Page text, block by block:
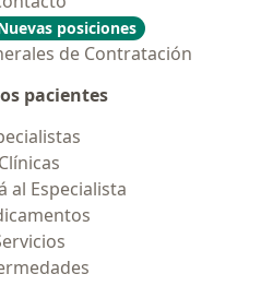
posiciones
de Contratación
pacientes
Clínicas
al Especialista